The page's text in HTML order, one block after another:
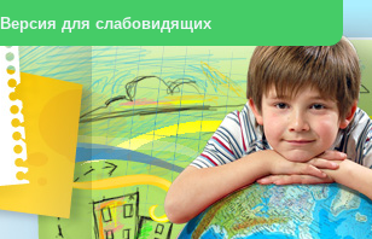
Версия для слабовидящих